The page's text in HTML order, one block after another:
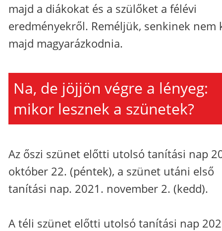
majd a diákokat és a szülőket a félévi
eredményekről. Reméljük, senkinek nem
majd magyarázkodnia.
Na, de jöjjön végre a lényeg:
mikor lesznek a szünetek?
Az őszi szünet előtti utolsó tanítási nap
október 22. (péntek), a szünet utáni első
tanítási nap. 2021. november 2. (kedd).
A téli szünet előtti utolsó tanítási nap